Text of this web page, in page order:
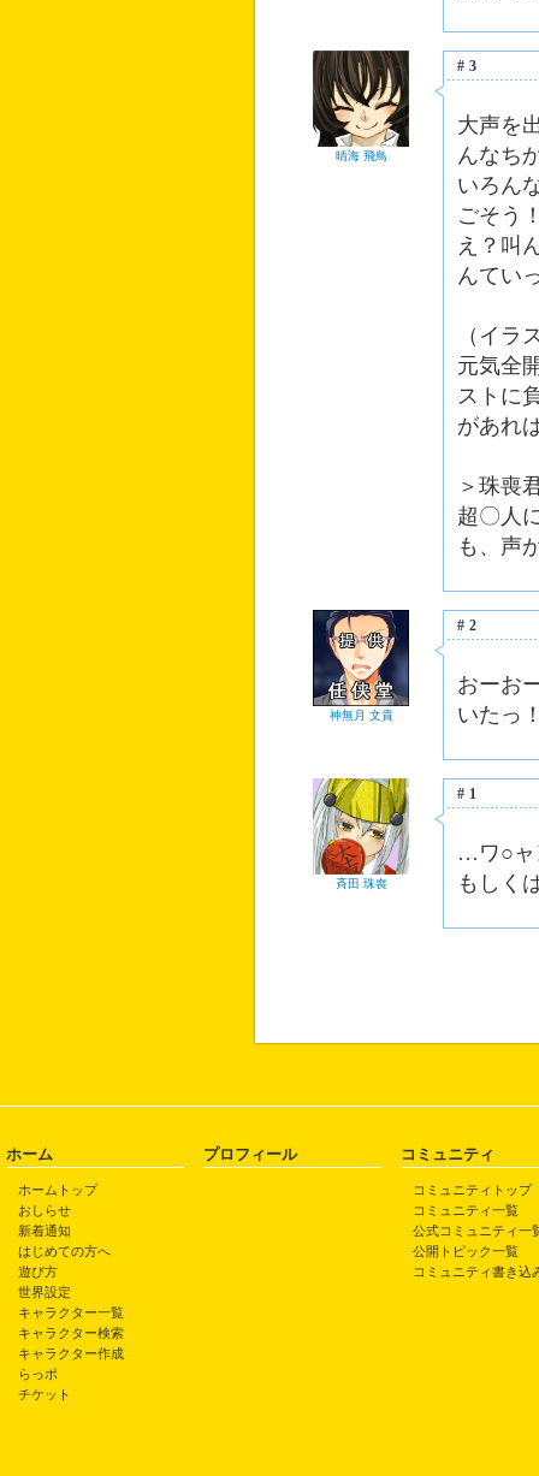
晴海 飛鳥
#3
大声を
んなち
いろん
ごそう
え？叫
んてい
（イラ
元気全
ストに
があれ
＞珠喪
超〇人
も、声
神無月 文貴
#2
おーお
いたっ
斉田 珠喪
#1
…ワ○ャ
もしく
ホーム
ホームトップ
おしらせ
新着通知
はじめての方へ
遊び方
世界設定
キャラクター一覧
キャラクター検索
キャラクター作成
らっポ
チケット
プロフィール コミュニティ
コミュニティトップ
コミュニティ一覧
公式コミュニティ一
公開トピック一覧
コミュニティ書き込